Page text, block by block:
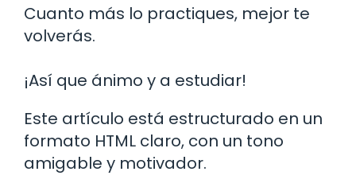
Cuanto más lo practiques, mejor te
volverás.
¡Así que ánimo y a estudiar!
Este artículo está estructurado en un
formato HTML claro, con un tono
amigable y motivador.